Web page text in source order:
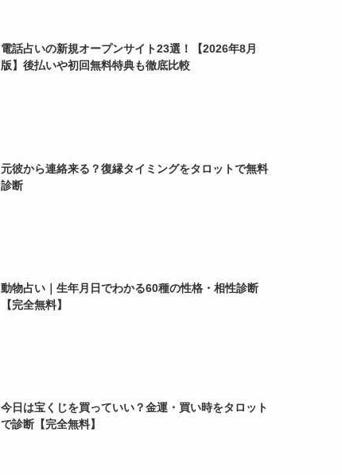
電話占いの新規オープンサイト23選！【2026年8月
版】後払いや初回無料特典も徹底比較
元彼から連絡来る？復縁タイミングをタロットで無料
診断
動物占い｜生年月日でわかる60種の性格・相性診断
【完全無料】
今日は宝くじを買っていい？金運・買い時をタロット
で診断【完全無料】